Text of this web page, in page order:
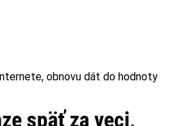
obnovu dát do hodnoty
späť za veci,